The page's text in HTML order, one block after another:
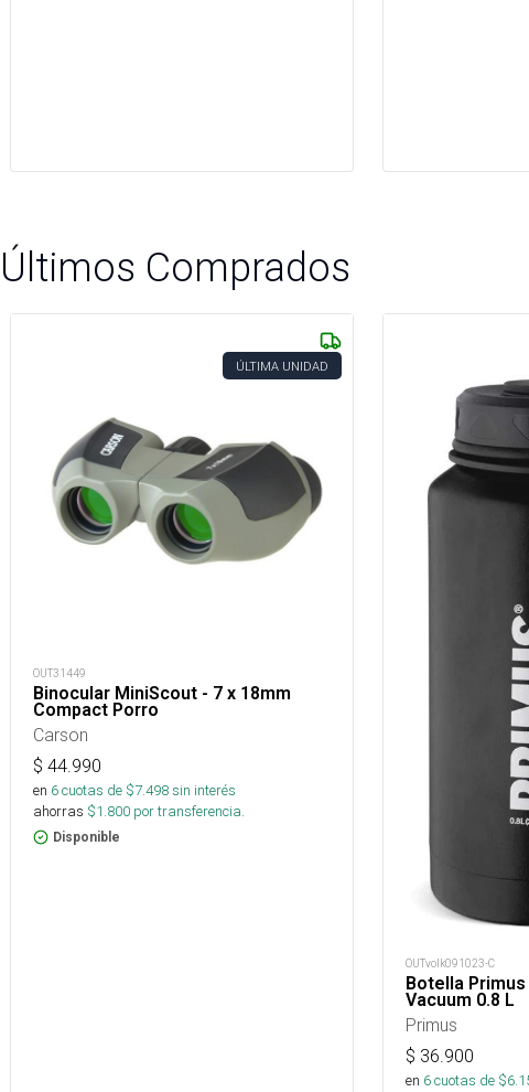
Últimos Comprados
ÚLTIMA UNIDAD
OUT31449
Binocular MiniScout - 7 x 18mm
Compact Porro
Carson
$ 44.990
en 6cuotas de $7.498sin interés
ahorras $1.800 por transferencia.
Disponible
OUTvolk091023-C
Botella
Vacuum 0.8 L
Primus
$ 36.900
en 6cuotas de $